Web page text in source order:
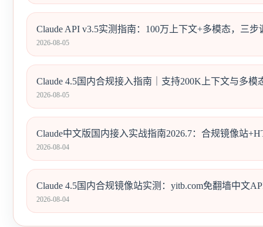
Claude API v3.5实测指南：100万上下文+多模态，三步
2026-08-05
Claude 4.5国内合规接入指南｜支持200K上下文与多模
2026-08-05
Claude中文版国内接入实战指南2026.7：合规镜像站
2026-08-04
Claude 4.5国内合规镜像站实测：yitb.com免翻墙中文
2026-08-04